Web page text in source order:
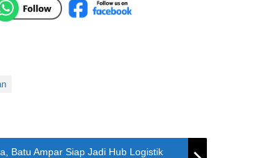
Batu Ampar Siap Jadi Hub Logistik